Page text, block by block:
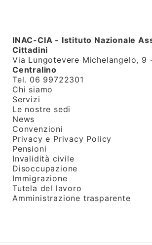
INAC-CIA - Istituto Nazionale
Cittadini
Via Lungotevere Michelangelo, 9
Centralino
Tel. 06 99722301
Chi siamo
Servizi
Le nostre sedi
News
Convenzioni
Privacy e Privacy Policy
Pensioni
Invalidità civile
Disoccupazione
Immigrazione
Tutela del lavoro
Amministrazione trasparente